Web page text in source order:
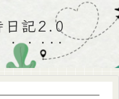
日記2.0